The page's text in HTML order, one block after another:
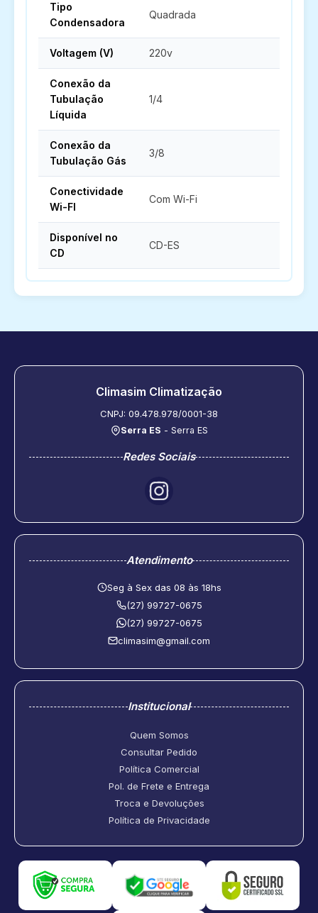
Tipo
Condensadora
Quadrada
Voltagem (V) 220v
Conexão da
Tubulação
Líquida
1/4
Conexão da
Tubulação Gás
3/8
Conectividade
Wi-FI
Com Wi-Fi
Disponível no
CD
CD-ES
Climasim Climatização
CNPJ: 09.478.978/0001-38
Serra ES - Serra ES
Redes Sociais
Atendimento
Seg à Sex das 08 às 18hs
(27) 99727-0675
(27) 99727-0675
climasim@gmail.com
Institucional
Quem Somos
Consultar Pedido
Política Comercial
Pol. de Frete e Entrega
Troca e Devoluções
Política de Privacidade